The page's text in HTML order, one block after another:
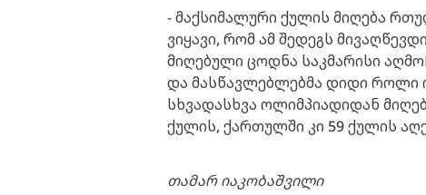
- მაქსიმალური ქულის მიღება
ვიყავი, რომ ამ შედეგს
მიღებული ცოდნა საკმარისი
და მასწავლებლებმა დიდი როლი
სხვადასხვა ოლიმპიადიდან
ქულის, ქართულში კი 59 ქულის
თამარ იაკობაშვილი